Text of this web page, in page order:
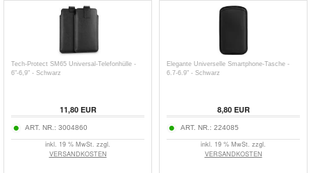
Tech-Protect SM65 Universal-Telefonhülle -
6"-6,9" - Schwarz
11,80EUR
ART. NR.: 3004860
inkl. 19 % MwSt. zzgl.
VERSANDKOSTEN
Elegante Universelle Smartphone-Tasche -
6.7-6.9" - Schwarz
8,80EUR
ART. NR.: 224085
inkl. 19 % MwSt. zzgl.
VERSANDKOSTEN